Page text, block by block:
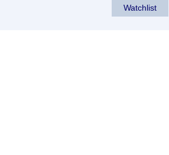
Watchlist